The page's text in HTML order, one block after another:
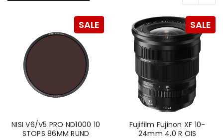
Passwort*
Anmeldeformular geschützt durchWP Captcha
Angemeldet bleiben
PASSWORT VERGESSEN?
SALE
NISI V6/V5 PRO ND1000 10
STOPS 86MM RUND
SALE
Fujifilm Fujinon XF 10-
24mm 4.0 R OIS